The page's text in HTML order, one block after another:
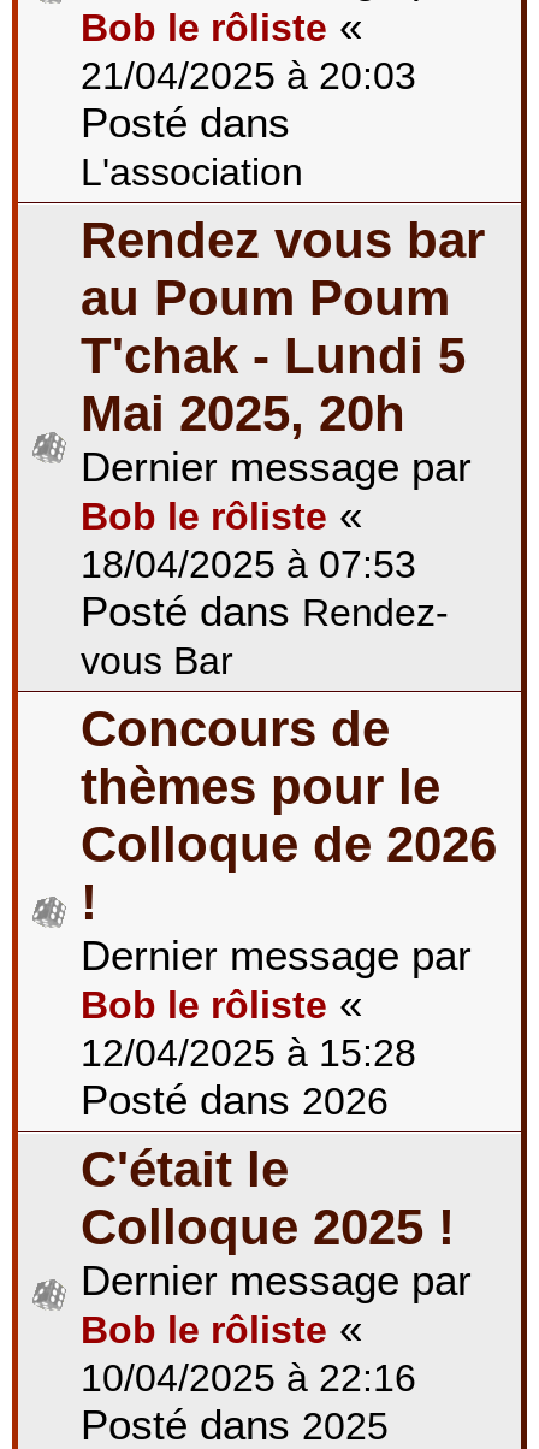
Bob le rôliste «
21/04/2025 à 20:03
Posté dans
L'association
Rendez vous bar
au Poum Poum
T'chak - Lundi 5
Mai 2025, 20h
Dernier message par
Bob le rôliste «
18/04/2025 à 07:53
Posté dans Rendez-
vous Bar
Concours de
thèmes pour le
Colloque de 2026
!
Dernier message par
Bob le rôliste «
12/04/2025 à 15:28
Posté dans 2026
C'était le
Colloque 2025 !
Dernier message par
Bob le rôliste «
10/04/2025 à 22:16
Posté dans 2025